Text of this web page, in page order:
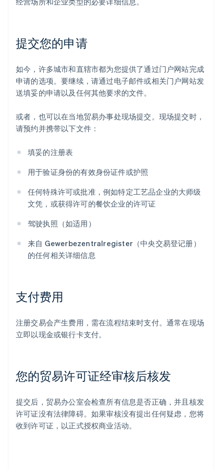
提交您的申请
如今，许多城市和直辖市都为您提供了通过门户网站完成
申请的选项。要继续，请通过电子邮件或相关门户网站发
送填妥的申请以及任何其他要求的文件。
或者，也可以在当地贸易办事处现场提交。现场提交时，
请预约并携带以下文件：
填妥的注册表
用于验证身份的有效身份证件或护照
任何特殊许可或批准，例如特定工艺品企业的大师级
文凭，或获得许可的餐饮企业的许可证
驾驶执照（如适用）
来自 Gewerbezentralregister（中央交易登记册）
的任何相关详细信息
支付费用
注册交易会产生费用，需在流程结束时支付。通常在现场
立即以现金或银行卡支付。
您的贸易许可证经审核后核发
提交后，贸易办公室会检查所有信息是否正确，并且核发
许可证没有法律障碍。如果审核没有提出任何疑虑，您将
收到许可证，以正式授权商业活动。